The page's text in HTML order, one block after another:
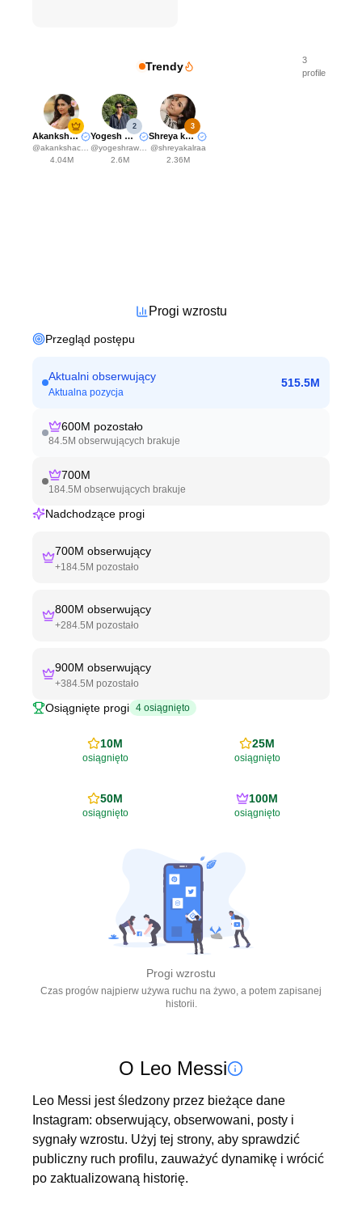
Trendy
3
profile
Akanksha Choudhary
@akankshachoudhary_official
4.04M
2
Yogesh Rawat
@yogeshrawat04
2.6M
3
Shreya kalra
@shreyakalraa
2.36M
Progi wzrostu
Przegląd postępu
Aktualni obserwujący
Aktualna pozycja
515.5M
600M pozostało
84.5M obserwujących brakuje
700M
184.5M obserwujących brakuje
Nadchodzące progi
700M obserwujący
+184.5M pozostało
800M obserwujący
+284.5M pozostało
900M obserwujący
+384.5M pozostało
Osiągnięte progi 4 osiągnięto
10M
osiągnięto
25M
osiągnięto
50M
osiągnięto
100M
osiągnięto
Progi wzrostu
Czas progów najpierw używa ruchu na żywo, a potem zapisanej
historii.
O Leo Messi
Leo Messi jest śledzony przez bieżące dane
Instagram: obserwujący, obserwowani, posty i
sygnały wzrostu. Użyj tej strony, aby sprawdzić
publiczny ruch profilu, zauważyć dynamikę i wrócić
po zaktualizowaną historię.